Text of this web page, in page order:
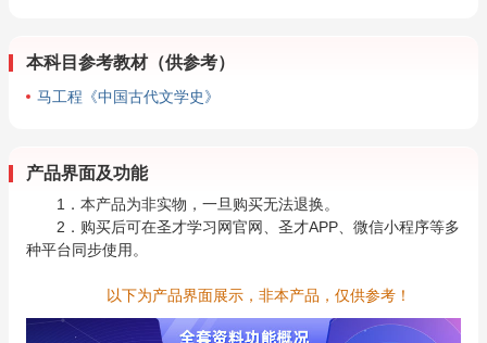
本科目参考教材（供参考）
马工程《中国古代文学史》
产品界面及功能
1．本产品为非实物，一旦购买无法退换。
2．购买后可在圣才学习网官网、圣才APP、微信小程序等多
种平台同步使用。
以下为产品界面展示，非本产品，仅供参考！